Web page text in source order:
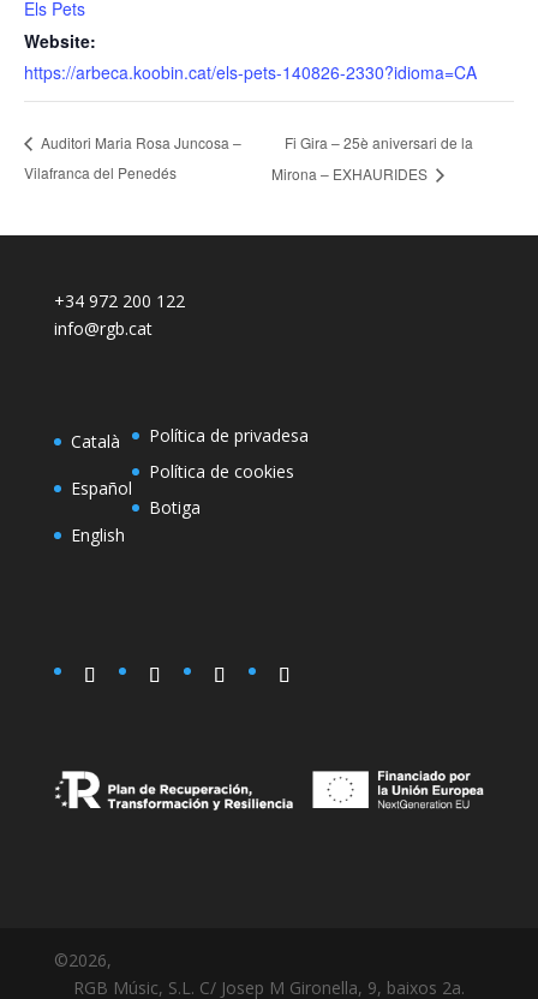
Els Pets
Website:
https://arbeca.koobin.cat/els-pets-140826-2330?idioma=CA
Auditori Maria Rosa Juncosa –
Vilafranca del Penedés
Fi Gira – 25è aniversari de la
Mirona – EXHAURIDES
+34 972 200 122
info@rgb.cat
Català
Español
English
Política de privadesa
Política de cookies
Botiga
©2026,
RGB Músic, S.L. C/ Josep M Gironella, 9, baixos 2a.